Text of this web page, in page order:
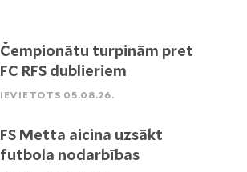
Čempionātu turpinām pret
FC RFS dublieriem
IEVIETOTS 05.08.26.
FS Metta aicina uzsākt
futbola nodarbības